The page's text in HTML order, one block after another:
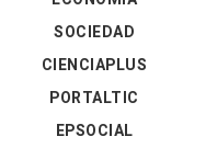
SOCIEDAD
CIENCIAPLUS
PORTALTIC
EPSOCIAL